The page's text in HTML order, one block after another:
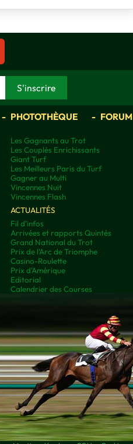
PHOTOTHÈQUE FORUM
Les Gagnants au Trot
Les Couplés Enrichissants
Giant Turf
Les Meilleurs Paris du Turf
Gagner au Multi
Vincennes Nuit
Vincennes Flash
ACTUALITÉS
Fil d'infos
Arrivées et rapports Quintés
Grand National du Trot
Prix de l'Arc de Triomphe
Casino-Roulette
Prix d'Amérique
Editorial
Calendrier des Courses